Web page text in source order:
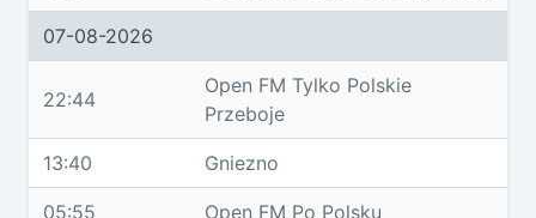
07-08-2026
22:44
Open FM Tylko Polskie
Przeboje
13:40 Gniezno
05:55 Open FM Po Polsku